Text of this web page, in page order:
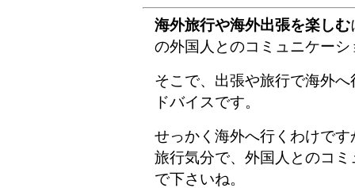
海外旅行や海外出張を楽しむ
の外国人とのコミュニケー
そこで、出張や旅行で海外
ドバイスです。
せっかく海外へ行くわけで
旅行気分で、外国人とのコ
で下さいね。